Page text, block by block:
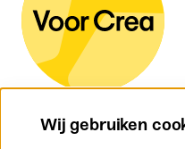
Wij gebruiken